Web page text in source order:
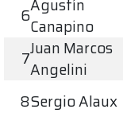
6Agustín
Canapino
7Juan Marcos
Angelini
8Sergio Alaux